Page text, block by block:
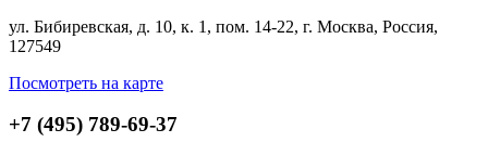
ул. Бибиревская, д. 10, к. 1, пом. 14-22, г. Москва, Россия,
127549
Посмотреть на карте
+7 (495) 789-69-37